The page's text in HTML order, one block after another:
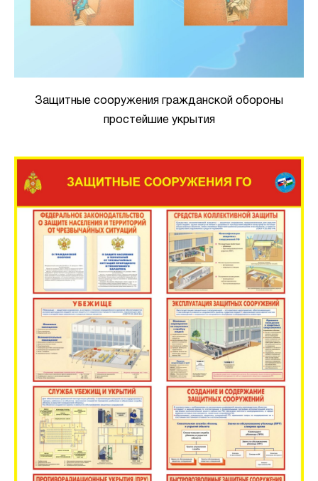
Защитные сооружения гражданской обороны
простейшие укрытия